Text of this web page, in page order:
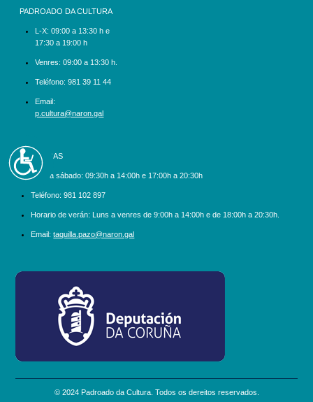
Accesibilidad
PADROADO DA CULTURA
L-X: 09:00 a 13:30 h e
17:30 a 19:00 h
Venres: 09:00 a 13:30 h.
Teléfono: 981 39 11 44
Email:
p.cultura@naron.gal
BILLETEIRAS
Luns a sábado: 09:30h a 14:00h e 17:00h a 20:30h
Teléfono: 981 102 897
Horario de verán: Luns a venres de 9:00h a 14:00h e de 18:00h a 20:30h.
Email: taquilla.pazo@naron.gal
logo_depcoruna.png
© 2024 Padroado da Cultura. Todos os dereitos reservados.